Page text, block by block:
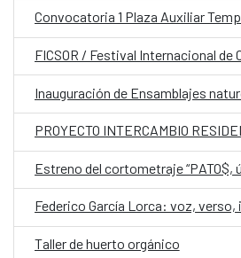
FICSOR / Festival Internacional de
Inauguración de Ensamblajes
Estreno del cortometraje “PATO$,
Taller de huerto orgánico